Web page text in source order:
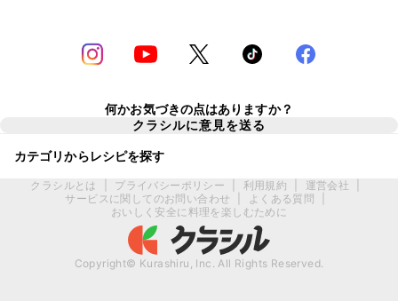
何かお気づきの点はありますか？
クラシルに意見を送る
カテゴリからレシピを探す
クラシルとは プライバシーポリシー 利用規約 運営会社
サービスに関してのお問い合わせ
よくある質問
おいしく安全に料理を楽しむために
Copyright© Kurashiru, Inc. All Rights Reserved.